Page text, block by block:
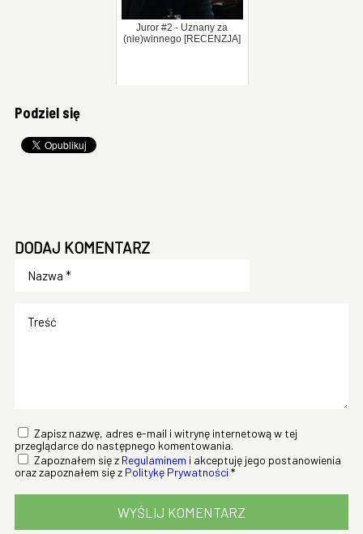
Juror #2 - Uznany za
(nie)winnego [RECENZJA]
Podziel się
DODAJ KOMENTARZ
Zapisz nazwę, adres e-mail i witrynę internetową w tej
przeglądarce do następnego komentowania.
Zapoznałem się z Regulaminem i akceptuję jego postanowienia
oraz zapoznałem się z Politykę Prywatności *